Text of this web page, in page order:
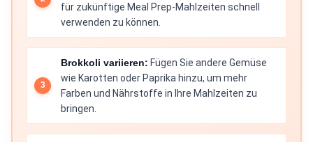
für zukünftige Meal Prep-Mahlzeiten schnell
verwenden zu können.
Brokkoli variieren: Fügen Sie andere Gemüse
wie Karotten oder Paprika hinzu, um mehr
Farben und Nährstoffe in Ihre Mahlzeiten zu
bringen.